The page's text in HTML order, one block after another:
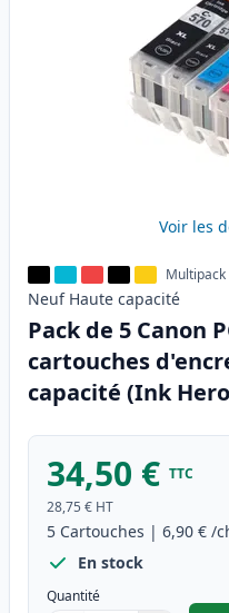
Voir les
Multipack
Neuf Haute capacité
Pack de 5 Canon
cartouches
capacité (Ink
34,50 € TTC
28,75 € HT
5 Cartouches | 6,90 € /
En stock
Quantité